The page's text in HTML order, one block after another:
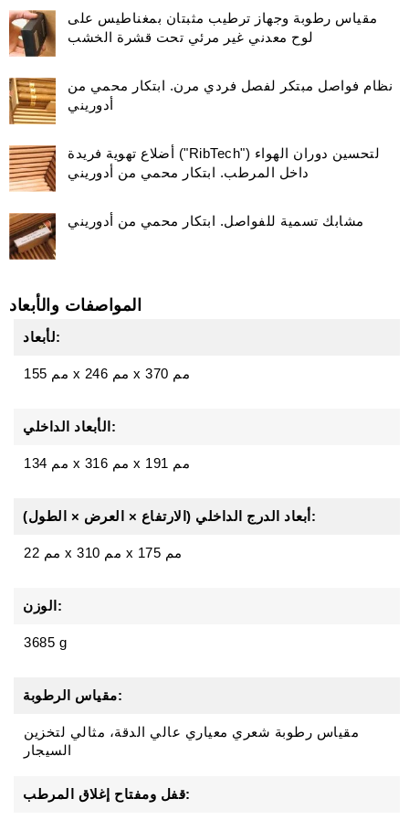
مقياس رطوبة وجهاز ترطيب مثبتان بمغناطيس على
لوح معدني غير مرئي تحت قشرة الخشب
نظام فواصل مبتكر لفصل فردي مرن. ابتكار محمي من
أدوريني
أضلاع تهوية فريدة ("RibTech") لتحسين دوران الهواء
داخل المرطب. ابتكار محمي من أدوريني
مشابك تسمية للفواصل. ابتكار محمي من أدوريني
المواصفات والأبعاد
لأبعاد:
155 مم x 246 مم x 370 مم
الأبعاد الداخلي:
134 مم x 316 مم x 191 مم
أبعاد الدرج الداخلي (الارتفاع × العرض × الطول):
22 مم x 310 مم x 175 مم
الوزن:
3685 g
مقياس الرطوبة:
مقياس رطوبة شعري معياري عالي الدقة، مثالي لتخزين
السيجار
قفل ومفتاح إغلاق المرطب: